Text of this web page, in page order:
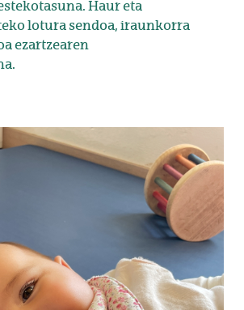
Haur eta
lotura sendoa, iraunkorra
ezartzearen